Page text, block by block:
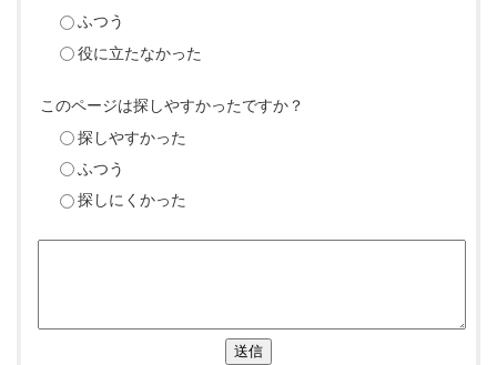
ふつう
役に立たなかった
このページは探しやすかったですか？
探しやすかった
ふつう
探しにくかった
送信